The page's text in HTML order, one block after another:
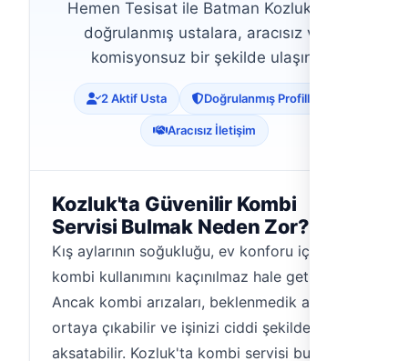
Hemen Tesisat ile Batman Kozluk'taki
doğrulanmış ustalara, aracısız ve
komisyonsuz bir şekilde ulaşın.
2 Aktif Usta Doğrulanmış Profiller
Aracısız İletişim
Kozluk'ta Güvenilir Kombi
Servisi Bulmak Neden Zor?
Kış aylarının soğukluğu, ev konforu için
kombi kullanımını kaçınılmaz hale getiriyor.
Ancak kombi arızaları, beklenmedik anlarda
ortaya çıkabilir ve işinizi ciddi şekilde
aksatabilir. Kozluk'ta kombi servisi bulmak,